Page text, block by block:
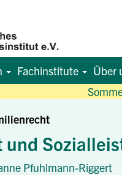
Fachinstitute Über
Pfuhlmann-Riggert